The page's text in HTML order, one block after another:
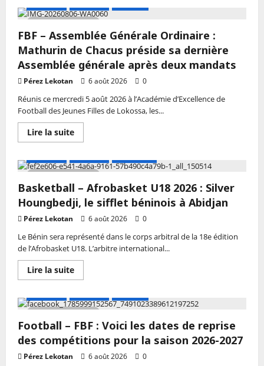
Stops
à
Alger
Football
–
Assemblée
Générale
Ordinaire
–
FBF
:
Mathurin
de
Chacus
adulé
à
FBF – Assemblée Générale Ordinaire :
Mathurin de Chacus préside sa dernière
Assemblée générale après deux mandats
Pérez Lekotan 6 août 2026 0
Réunis ce mercredi 5 août 2026 à l’Académie d’Excellence de
Football des Jeunes Filles de Lokossa, les...
Lire la suiteEn
savoir
FBF
–
Assemblée
Générale
Ordinaire
:
Mathurin
de
préside
sa
dernière
Assemblée
générale
après
mandats
Basketball – Afrobasket U18 2026 : Silver
Houngbedji, le sifflet béninois à Abidjan
Pérez Lekotan 6 août 2026 0
Le Bénin sera représenté dans le corps arbitral de la 18e édition
de l’Afrobasket U18. L’arbitre international...
Lire la suiteEn
savoir
Basketball
–
Afrobasket
U18
2026
:
Silver
Houngbedji,
Football – FBF : Voici les dates de reprise
des compétitions pour la saison 2026-2027
Pérez Lekotan 6 août 2026 0